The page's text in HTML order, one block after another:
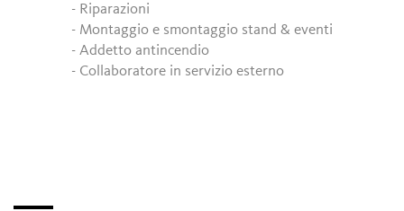
- Riparazioni
- Montaggio e smontaggio stand & eventi
- Addetto antincendio
- Collaboratore in servizio esterno